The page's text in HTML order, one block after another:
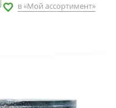
в «Мой ассортимент»